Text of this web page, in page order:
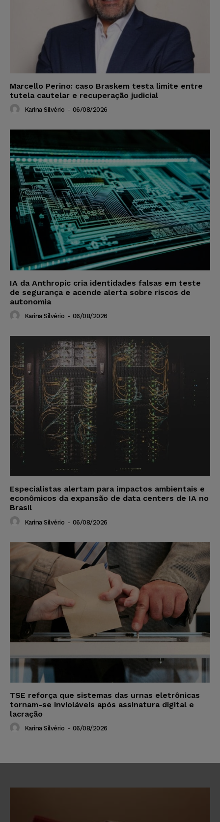
Marcello Perino: caso Braskem testa limite entre
tutela cautelar e recuperação judicial
Karina Silvério - 06/08/2026
IA da Anthropic cria identidades falsas em teste
de segurança e acende alerta sobre riscos de
autonomia
Karina Silvério - 06/08/2026
Especialistas alertam para impactos ambientais e
econômicos da expansão de data centers de IA no
Brasil
Karina Silvério - 06/08/2026
TSE reforça que sistemas das urnas eletrônicas
tornam-se invioláveis após assinatura digital e
lacração
Karina Silvério - 06/08/2026